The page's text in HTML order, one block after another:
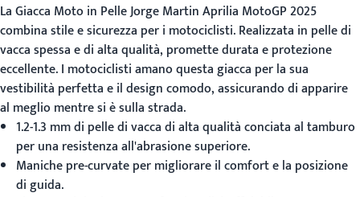
LaGiacca Moto in PelleJorge Martin Aprilia MotoGP 2025
combina stile e sicurezza per i motociclisti. Realizzata in pelle di
vacca spessa e di alta qualità, promette durata e protezione
eccellente. I motociclisti amano questa giacca per la sua
vestibilità perfetta e il design comodo, assicurando di apparire
al meglio mentre si è sulla strada.
1.2-1.3 mm di pelle di vacca di alta qualità conciata al tamburo
per una resistenza all'abrasione superiore.
Maniche pre-curvate per migliorare il comfort e la posizione
di guida.